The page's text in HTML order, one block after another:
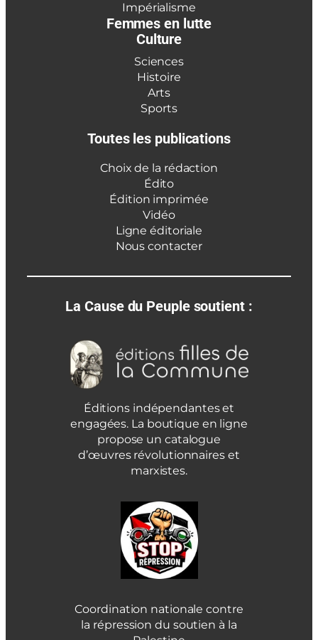
Impérialisme
Femmes en lutte
Culture
Sciences
Histoire
Arts
Sports
Toutes les publications
Choix de la rédaction
Édito
Édition imprimée
Vidéo
Ligne éditoriale
Nous contacter
La Cause du Peuple soutient :
Éditions indépendantes et
engagées. La boutique en ligne
propose un catalogue
d’œuvres révolutionnaires et
marxistes.
Coordination nationale contre
la répression du soutien à la